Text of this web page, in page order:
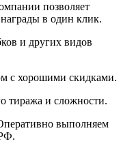
позволяет
в один клик.
и других видов
с хорошими скидками.
тиража и сложности.
выполняем